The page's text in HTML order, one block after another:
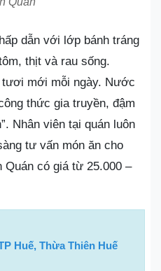
dẫn với lớp bánh tráng
thịt và rau sống.
tươi mới mỗi ngày. Nước
thức gia truyền, đậm
Nhân viên tại quán luôn
tư vấn món ăn cho
Quán có giá từ 25.000 –
Huế, Thừa Thiên Huế